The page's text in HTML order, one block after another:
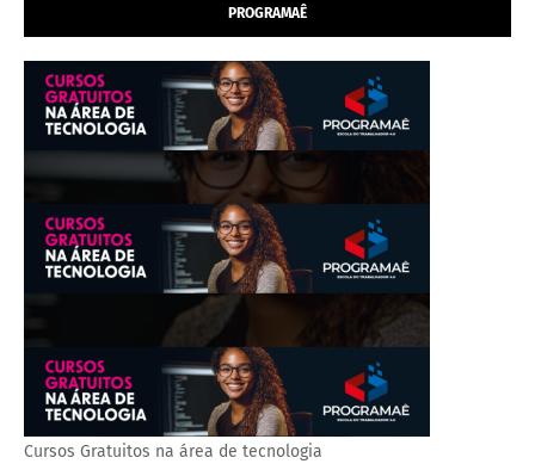
PROGRAMAÊ
Cursos Gratuitos na área de tecnologia